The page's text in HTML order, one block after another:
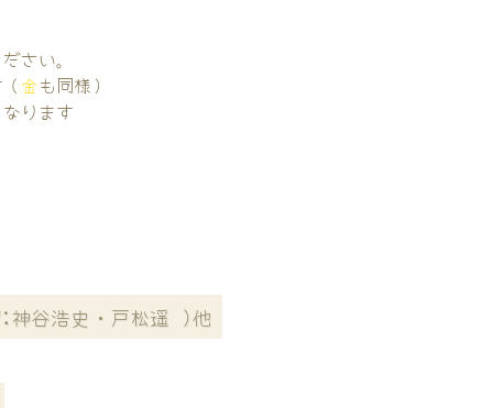
さい。
金も同様）
ります
神谷浩史・戸松遥 )他